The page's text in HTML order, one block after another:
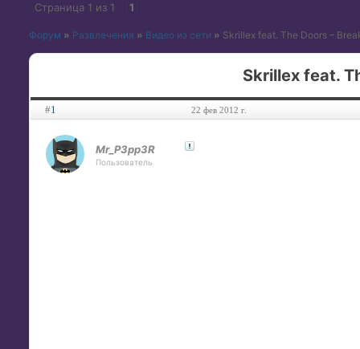
Страница 1 из 1 1
Форум » Развлечения » Видео из сети » Skrillex feat. The Doors –
Skrillex feat.
#1 22 фев 2012 г.
Mr_P3pp3R
Пользователь